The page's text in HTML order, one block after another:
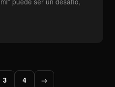
3 4 →